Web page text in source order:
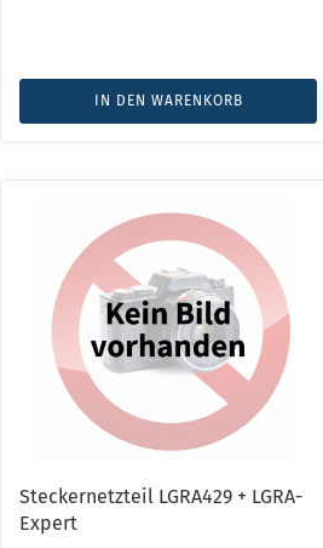
IN DEN WARENKORB
Steckernetzteil LGRA429 + LGRA-
Expert